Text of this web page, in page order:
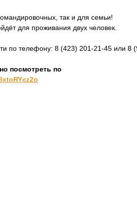
так и для семьи!
для проживания двух человек.
по телефону: 8 (423) 201-21-45 или 8
посмотреть по